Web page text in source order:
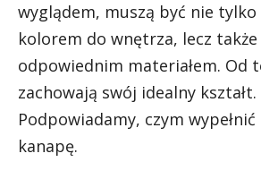
wyglądem, muszą być nie
kolorem do wnętrza, lecz także
odpowiednim materiałem. Od
zachowają swój idealny kształt.
Podpowiadamy, czym
kanapę.